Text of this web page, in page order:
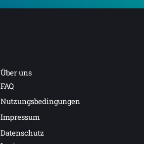
Über uns
FAQ
Nutzungsbedingungen
Impressum
Datenschutz